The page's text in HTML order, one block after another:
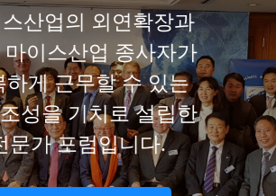
산업의 외연확장과
마이스산업 종사자가
하게 근무할 수 있는
성을 기치로 설립한
문가 포럼입니다.